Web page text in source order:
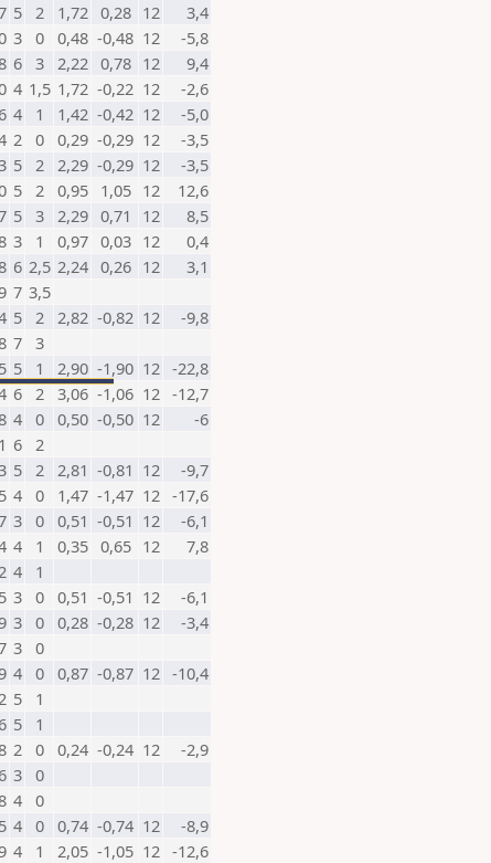
5 2 1,72 0,28 12
3,4
3 0 0,48 -0,48 12
-5,8
6 3 2,22 0,78 12
9,4
4 1,5 1,72 -0,22 12
-2,6
4 1 1,42 -0,42 12
-5,0
2 0 0,29 -0,29 12
-3,5
5 2 2,29 -0,29 12
-3,5
5 2 0,95 1,05 12
12,6
5 3 2,29 0,71 12
8,5
3 1 0,97 0,03 12
0,4
6 2,5 2,24 0,26 12
3,1
7 3,5
5 2 2,82 -0,82 12
-9,8
7 3
5 1 2,90 -1,90 12 -22,8
6 2 3,06 -1,06 12 -12,7
4 0 0,50 -0,50 12
-6
6 2
5 2 2,81 -0,81 12
-9,7
4 0 1,47 -1,47 12 -17,6
3 0 0,51 -0,51 12
-6,1
4 1 0,35 0,65 12
7,8
4
1
3 0 0,51 -0,51 12
-6,1
3 0 0,28 -0,28 12
-3,4
3 0
4 0 0,87 -0,87 12 -10,4
5
1
5
1
2 0 0,24 -0,24 12
-2,9
3 0
4 0
4 0 0,74 -0,74 12
-8,9
4 1 2,05 -1,05 12 -12,6